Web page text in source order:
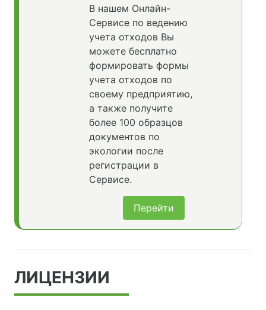
В нашем Онлайн-
Сервисе по ведению
учета отходов Вы
можете бесплатно
формировать формы
учета отходов по
своему предприятию,
а также получите
более 100 образцов
документов по
экологии после
регистрации в
Сервисе.
Перейти
ЛИЦЕНЗИИ